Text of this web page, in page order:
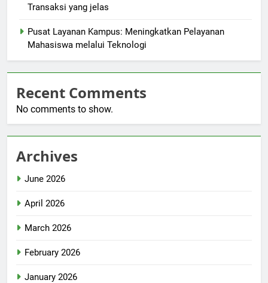
Transaksi yang jelas
Pusat Layanan Kampus: Meningkatkan Pelayanan
Mahasiswa melalui Teknologi
Recent Comments
No comments to show.
Archives
June 2026
April 2026
March 2026
February 2026
January 2026